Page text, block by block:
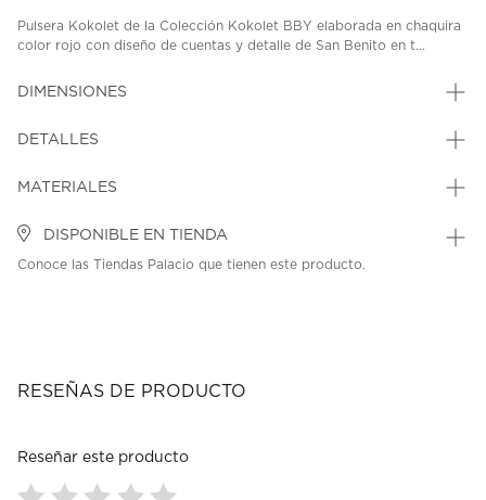
Pulsera Kokolet de la Colección Kokolet BBY elaborada en chaquira
color rojo con diseño de cuentas y detalle de San Benito en t...
DIMENSIONES
DETALLES
MATERIALES
DISPONIBLE EN TIENDA
Conoce las Tiendas Palacio que tienen este producto.
RESEÑAS DE PRODUCTO
Reseñar este producto